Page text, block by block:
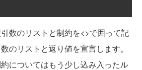
数のリストと制約を<>で囲って記
のリストと返り値を宣言します。
についてはもう少し込み入ったル